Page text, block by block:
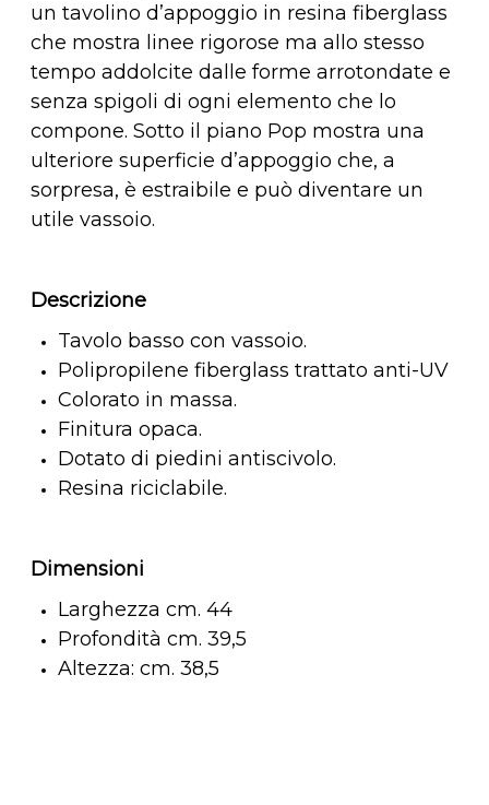
un tavolino d’appoggio in resina fiberglass
che mostra linee rigorose ma allo stesso
tempo addolcite dalle forme arrotondate e
senza spigoli di ogni elemento che lo
compone. Sotto il piano Pop mostra una
ulteriore superficie d’appoggio che, a
sorpresa, è estraibile e può diventare un
utile vassoio.
Descrizione
Tavolo basso con vassoio.
Polipropilene fiberglass trattato anti-UV
Colorato in massa.
Finitura opaca.
Dotato di piedini antiscivolo.
Resina riciclabile.
Dimensioni
Larghezza cm. 44
Profondità cm. 39,5
Altezza: cm. 38,5